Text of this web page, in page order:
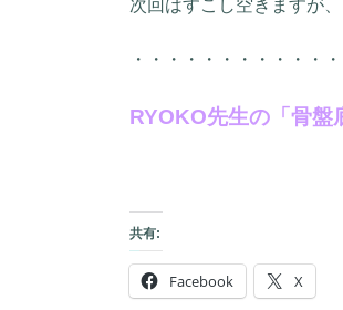
次回はすこし空きますが、
・・・・・・・・・・・
RYOKO先生の「骨盤
共有:
Facebook X